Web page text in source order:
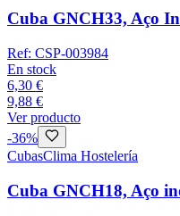
Cuba GNCH33, Aço
Ref: CSP-003984
En stock
6,30 €
9,88 €
Ver producto
-36%
CubasClima Hostelería
Cuba GNCH18, Aço